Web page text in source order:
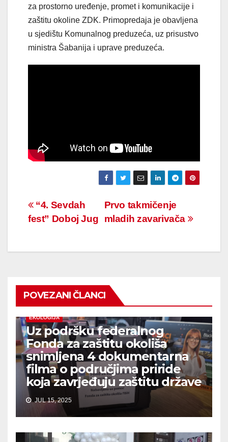
za prostorno uređenje, promet i komunikacije i
zaštitu okoline ZDK. Primopredaja je obavljena
u sjedištu Komunalnog preduzeća, uz prisustvo
ministra Šabanija i uprave preduzeća.
Navigacija
članaka
Prvo takmičenje
mladih zavarivača
“4. Sevdah
fest” Doboj Jug
POVEZANI ČLANCI
EKOLOGIJA
Uz podršku federalnog
Fonda za zaštitu okoliša
snimljena 4 dokumentarna
filma o područjima priride
koja zavrjeđuju zaštitu države
JUL 15, 2025